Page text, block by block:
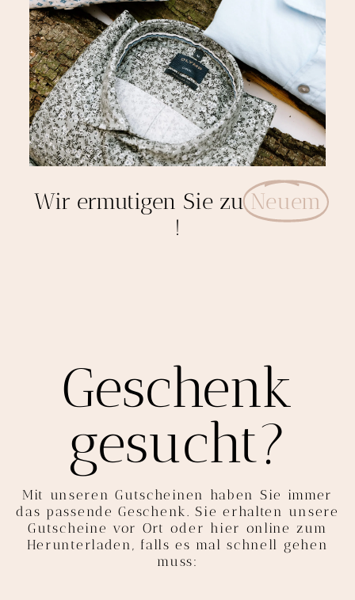
Wir ermutigen Sie zu Neuem
!
Geschenk
gesucht?
Mit unseren Gutscheinen haben Sie immer
das passende Geschenk. Sie erhalten unsere
Gutscheine vor Ort oder hier online zum
Herunterladen, falls es mal schnell gehen
muss: